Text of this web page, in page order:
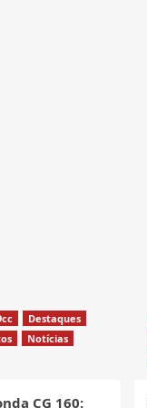
Destaques
Notícias
CG 160: